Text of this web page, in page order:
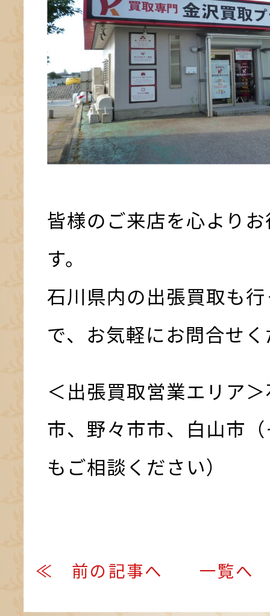
皆様のご来店を心より
す。
石川県内の出張買取も
で、お気軽にお問合せ
＜出張買取営業エリア
市、野々市市、白山市
もご相談ください）
≪ 前の記事へ 一覧へ